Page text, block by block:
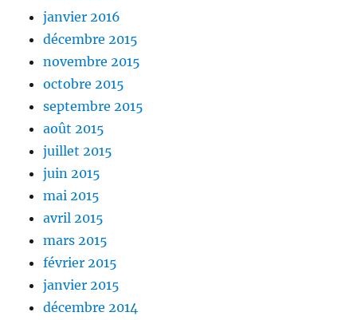
janvier 2016
décembre 2015
novembre 2015
octobre 2015
septembre 2015
août 2015
juillet 2015
juin 2015
mai 2015
avril 2015
mars 2015
février 2015
janvier 2015
décembre 2014